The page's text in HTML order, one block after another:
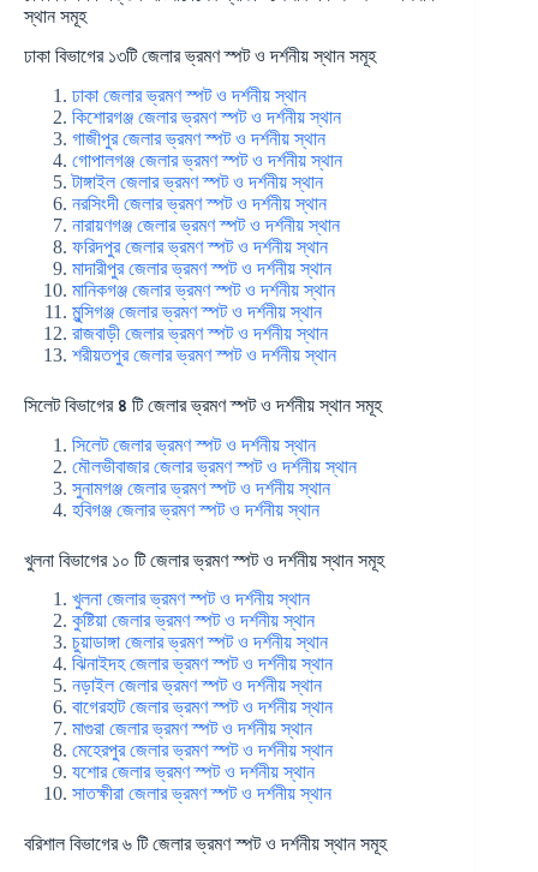
স্থান সমূহ
ঢাকা বিভাগের ১৩টি জেলার ভ্রমণ স্পট ও দর্শনীয় স্থান সমূহ
ঢাকা জেলার ভ্রমণ স্পট ও দর্শনীয় স্থান
কিশোরগঞ্জ জেলার ভ্রমণ স্পট ও দর্শনীয় স্থান
গাজীপুর জেলার ভ্রমণ স্পট ও দর্শনীয় স্থান
গোপালগঞ্জ জেলার ভ্রমণ স্পট ও দর্শনীয় স্থান
টাঙ্গাইল জেলার ভ্রমণ স্পট ও দর্শনীয় স্থান
নরসিংদী জেলার ভ্রমণ স্পট ও দর্শনীয় স্থান
নারায়ণগঞ্জ জেলার ভ্রমণ স্পট ও দর্শনীয় স্থান
ফরিদপুর জেলার ভ্রমণ স্পট ও দর্শনীয় স্থান
মাদারীপুর জেলার ভ্রমণ স্পট ও দর্শনীয় স্থান
মানিকগঞ্জ জেলার ভ্রমণ স্পট ও দর্শনীয় স্থান
মুন্সিগঞ্জ জেলার ভ্রমণ স্পট ও দর্শনীয় স্থান
রাজবাড়ী জেলার ভ্রমণ স্পট ও দর্শনীয় স্থান
শরীয়তপুর জেলার ভ্রমণ স্পট ও দর্শনীয় স্থান
সিলেট বিভাগের ৪ টি জেলার ভ্রমণ স্পট ও দর্শনীয় স্থান সমূহ
সিলেট জেলার ভ্রমণ স্পট ও দর্শনীয় স্থান
মৌলভীবাজার জেলার ভ্রমণ স্পট ও দর্শনীয় স্থান
সুনামগঞ্জ জেলার ভ্রমণ স্পট ও দর্শনীয় স্থান
হবিগঞ্জ জেলার ভ্রমণ স্পট ও দর্শনীয় স্থান
খুলনা বিভাগের ১০ টি জেলার ভ্রমণ স্পট ও দর্শনীয় স্থান সমূহ
খুলনা জেলার ভ্রমণ স্পট ও দর্শনীয় স্থান
কুষ্টিয়া জেলার ভ্রমণ স্পট ও দর্শনীয় স্থান
চুয়াডাঙ্গা জেলার ভ্রমণ স্পট ও দর্শনীয় স্থান
ঝিনাইদহ জেলার ভ্রমণ স্পট ও দর্শনীয় স্থান
নড়াইল জেলার ভ্রমণ স্পট ও দর্শনীয় স্থান
বাগেরহাট জেলার ভ্রমণ স্পট ও দর্শনীয় স্থান
মাগুরা জেলার ভ্রমণ স্পট ও দর্শনীয় স্থান
মেহেরপুর জেলার ভ্রমণ স্পট ও দর্শনীয় স্থান
যশোর জেলার ভ্রমণ স্পট ও দর্শনীয় স্থান
সাতক্ষীরা জেলার ভ্রমণ স্পট ও দর্শনীয় স্থান
বরিশাল বিভাগের ৬ টি জেলার ভ্রমণ স্পট ও দর্শনীয় স্থান সমূহ